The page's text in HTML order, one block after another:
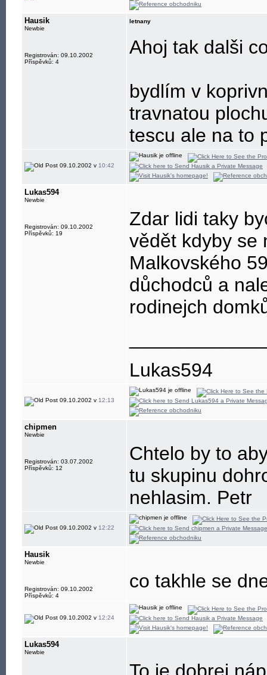
Hausik
Newbie
Registrován: 09.10.2002
Příspěvků: 4
letnany
Ahoj tak dalši
bydlím v
travnatou
tescu ale na to
09.10.2002 v 10:42
Lukas594
Newbie
Registrován: 09.10.2002
Příspěvků: 19
Zdar lidi taky
vědět kdyby se
Malkovského
důchodců a
rodinejch
Lukas594
09.10.2002 v 12:13
chipmen
Newbie
Registrován: 03.07.2002
Příspěvků: 12
Chtelo by to
tu skupinu
nehlasim. Petr
09.10.2002 v 12:22
Hausik
Newbie
Registrován: 09.10.2002
Příspěvků: 4
co takhle se
09.10.2002 v 12:24
Lukas594
Newbie